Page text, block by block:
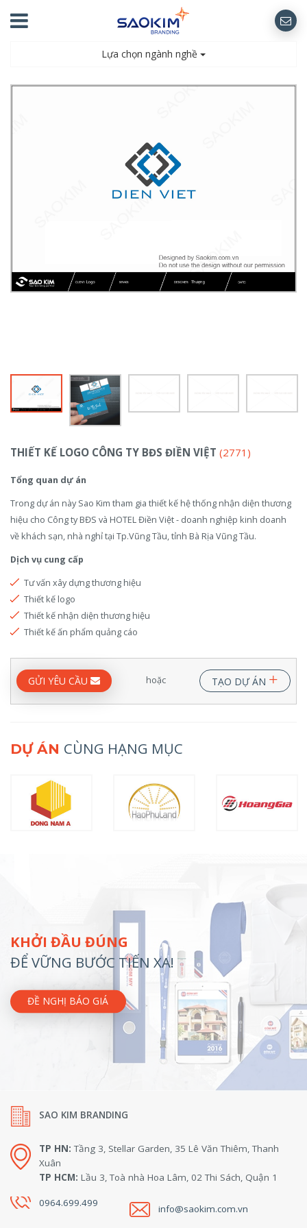
Lựa chọn ngành nghề
THIẾT KẾ LOGO CÔNG TY BĐS ĐIỀN VIỆT (2771)
Tổng quan dự án
Trong dự án này Sao Kim tham gia thiết kế hệ thống nhận diện thương
hiệu cho Công ty BĐS và HOTEL Điền Việt - doanh nghiệp kinh doanh
về khách sạn, nhà nghỉ tại Tp.Vũng Tầu, tỉnh Bà Rịa Vũng Tầu.
Dịch vụ cung cấp
Tư vấn xây dựng thương hiệu
Thiết kế logo
Thiết kế nhận diện thương hiệu
Thiết kế ấn phẩm quảng cáo
GỬI YÊU CẦU hoặc TẠO DỰ ÁN +
DỰ ÁN CÙNG HẠNG MỤC
KHỞI ĐẦU ĐÚNG
ĐỂ VỮNG BƯỚC TIẾN XA!
ĐỀ NGHỊ BÁO GIÁ
SAO KIM BRANDING
TP HN: Tầng 3, Stellar Garden, 35 Lê Văn Thiêm, Thanh
Xuân
TP HCM: Lầu 3, Toà nhà Hoa Lâm, 02 Thi Sách, Quận 1
0964.699.499 info@saokim.com.vn